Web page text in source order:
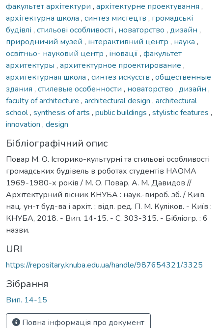
факультет архітектури , архітектурне проектування ,
архітектурна школа , синтез мистецтв , громадські
будівлі , стильові особливості , новаторство , дизайн ,
природничий музей , інтерактивний центр , наука ,
освітньо- науковий центр , іновації, факультет
архитектуры , архитектурное проектирование ,
архитектурная школа , синтез искусств , общественные
здания , стилевые особенности , новаторство , дизайн ,
faculty of architecture , architectural design , architectural
school, synthesis of arts , public buildings , stylistic features ,
innovation , design
Бібліографічний опис
Повар М. О. Історико-культурні та стильові особливості
громадських будівель в роботах студентів НАОМА
1969-1980-х років / М. О. Повар, А. М. Давидов //
Архітектурний вісник КНУБА : наук.-вироб. зб. / Київ.
нац. ун-т буд-ва і архіт. ; відп. ред. П. М. Куліков. - Київ :
КНУБА, 2018. - Вип. 14-15. - С. 303-315. - Бібліогр. : 6
назви.
URI
https://repositary.knuba.edu.ua/handle/987654321/3325
Зібрання
Вип. 14-15
Повна інформація про документ